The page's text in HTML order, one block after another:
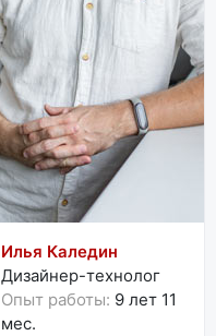
Илья Каледин
Дизайнер-технолог
Опыт работы: 9 лет 11
мес.